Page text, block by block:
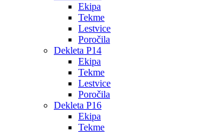
Ekipa
Tekme
Lestvice
Poročila
Dekleta P14
Ekipa
Tekme
Lestvice
Poročila
Dekleta P16
Ekipa
Tekme